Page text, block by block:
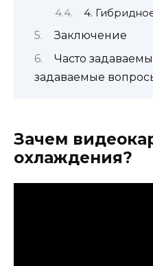
4.
Заключение
Часто
задаваемые
Зачем
охлаждения?